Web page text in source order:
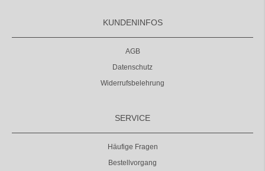
KUNDENINFOS
AGB
Datenschutz
Widerrufsbelehrung
SERVICE
Häufige Fragen
Bestellvorgang